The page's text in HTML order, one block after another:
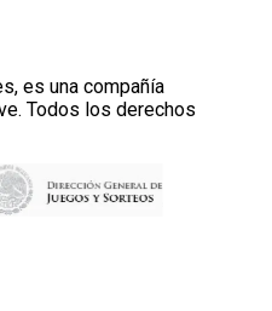
es una compañía
Todos los derechos